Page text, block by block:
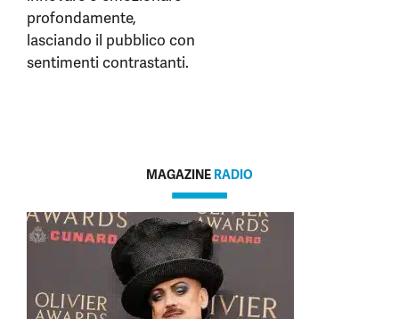
profondamente,
lasciando il pubblico con
sentimenti contrastanti.
MAGAZINE RADIO